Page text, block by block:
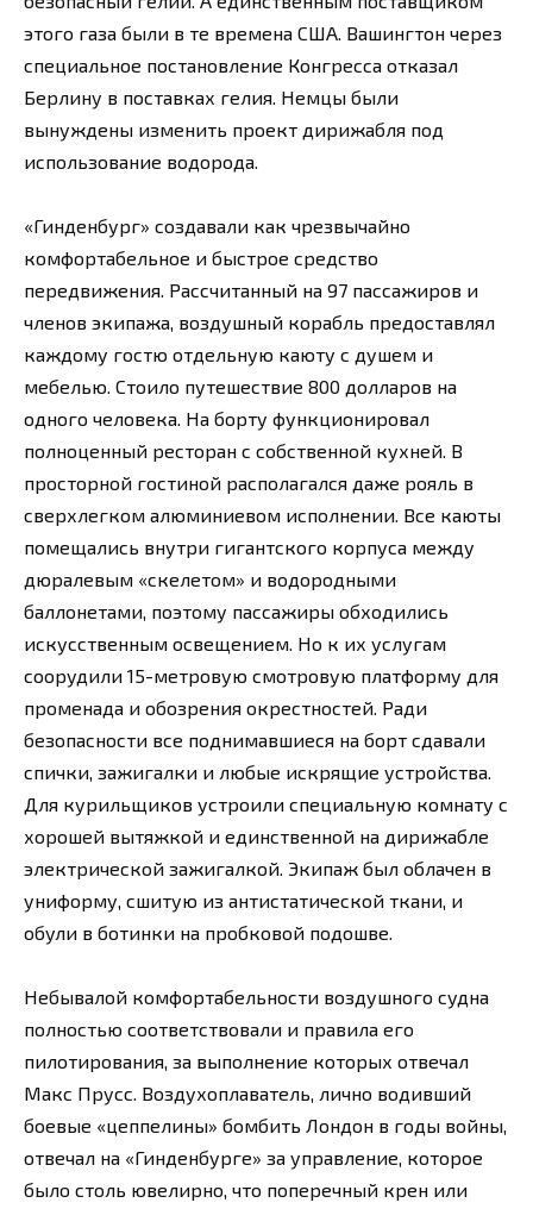
этого газа были в те времена США. Вашингтон через
специальное постановление Конгресса отказал
Берлину в поставках гелия. Немцы были
вынуждены изменить проект дирижабля под
использование водорода.
«Гинденбург» создавали как чрезвычайно
комфортабельное и быстрое средство
передвижения. Рассчитанный на 97 пассажиров и
членов экипажа, воздушный корабль предоставлял
каждому гостю отдельную каюту с душем и
мебелью. Стоило путешествие 800 долларов на
одного человека. На борту функционировал
полноценный ресторан с собственной кухней. В
просторной гостиной располагался даже рояль в
сверхлегком алюминиевом исполнении. Все каюты
помещались внутри гигантского корпуса между
дюралевым «скелетом» и водородными
баллонетами, поэтому пассажиры обходились
искусственным освещением. Но к их услугам
соорудили 15-метровую смотровую платформу для
променада и обозрения окрестностей. Ради
безопасности все поднимавшиеся на борт сдавали
спички, зажигалки и любые искрящие устройства.
Для курильщиков устроили специальную комнату с
хорошей вытяжкой и единственной на дирижабле
электрической зажигалкой. Экипаж был облачен в
униформу, сшитую из антистатической ткани, и
обули в ботинки на пробковой подошве.
Небывалой комфортабельности воздушного судна
полностью соответствовали и правила его
пилотирования, за выполнение которых отвечал
Макс Прусс. Воздухоплаватель, лично водивший
боевые «цеппелины» бомбить Лондон в годы войны,
отвечал на «Гинденбурге» за управление, которое
было столь ювелирно, что поперечный крен или